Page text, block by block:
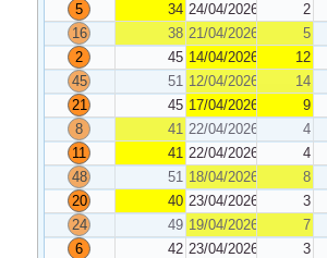
5
34 24/04/2026 2
16
38 21/04/2026 5
2
45 14/04/2026 12
45
51 12/04/2026 14
21
45 17/04/2026 9
8
41 22/04/2026 4
11
41 22/04/2026 4
48
51 18/04/2026 8
20
40 23/04/2026 3
24
49 19/04/2026 7
6
42 23/04/2026 3